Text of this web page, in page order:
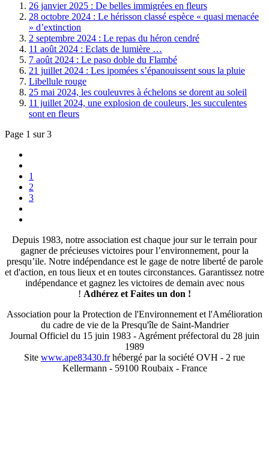
26 janvier 2025 : De belles immigrées en fleurs
28 octobre 2024 : Le hérisson classé espèce « quasi menacée
» d’extinction
2 septembre 2024 : Le repas du héron cendré
11 août 2024 : Eclats de lumière …
7 août 2024 : Le paso doble du Flambé
21 juillet 2024 : Les ipomées s’épanouissent sous la pluie
Libellule rouge
25 mai 2024, les couleuvres à échelons se dorent au soleil
11 juillet 2024, une explosion de couleurs, les succulentes
sont en fleurs
Page 1 sur 3
1
2
3
Depuis 1983, notre association est chaque jour sur le terrain pour
gagner de précieuses victoires pour l’environnement, pour la
presqu’ile. Notre indépendance est le gage de notre liberté de parole
et d'action, en tous lieux et en toutes circonstances. Garantissez notre
indépendance et gagnez les victoires de demain avec nous
! Adhérez et Faites un don !
Association pour la Protection de l'Environnement et l'Amélioration
du cadre de vie de la Presqu'île de Saint-Mandrier
Journal Officiel du 15 juin 1983 - Agrément préfectoral du 28 juin
1989
Site www.ape83430.frhébergé par la société OVH - 2 rue
Kellermann - 59100 Roubaix - France